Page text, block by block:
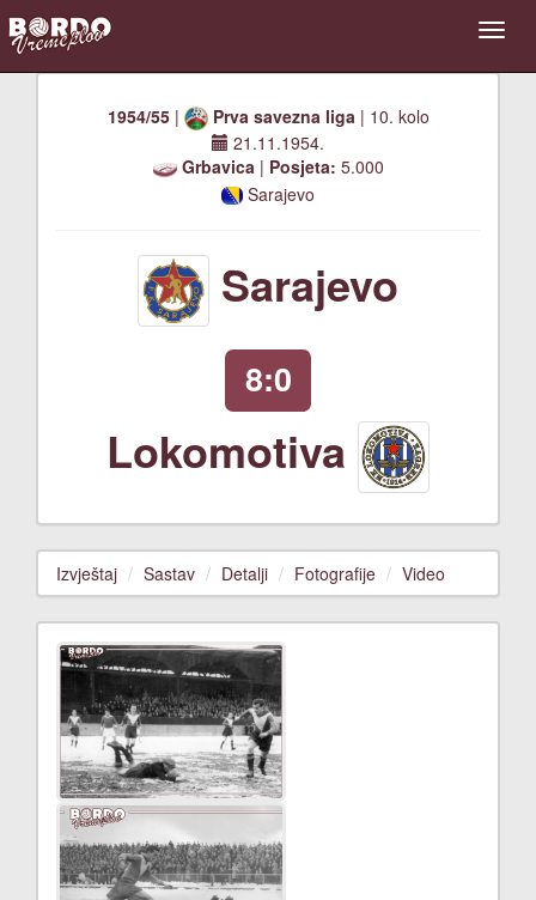
1954/55| Prva savezna liga| 10. kolo
21.11.1954.
Grbavica| Posjeta: 5.000
Sarajevo
Sarajevo
8:0
Lokomotiva
Izvještaj Sastav Detalji Fotografije Video